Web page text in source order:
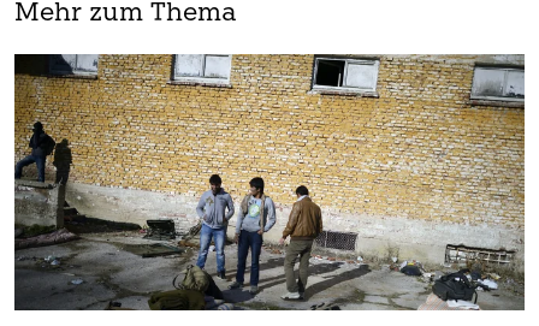
Mehr zum Thema